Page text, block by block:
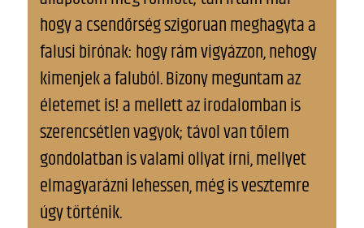
hogy a csendőrség szigoruan meghagyta a
falusi birónak: hogy rám vigyázzon, nehogy
kimenjek a faluból. Bizony meguntam az
életemet is! a mellett az irodalomban is
szerencsétlen vagyok; távol van tőlem
gondolatban is valami ollyat írni, mellyet
elmagyarázni lehessen, még is vesztemre
úgy történik.